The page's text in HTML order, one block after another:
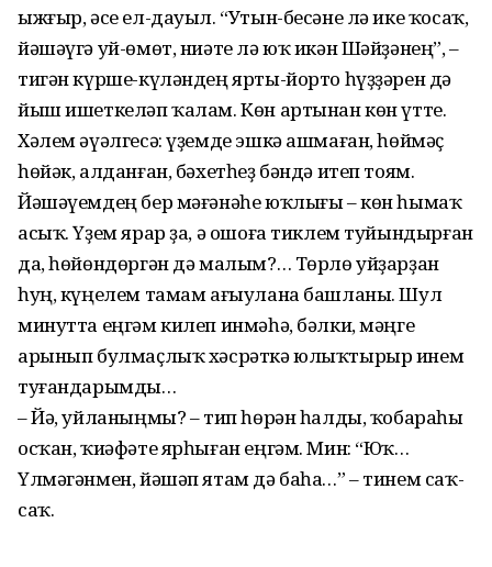
ыжғыр, әсе ел-дауыл. “Утын-бесәне лә ике ҡосаҡ,
йәшәүгә уй-өмөт, ниәте лә юҡ икән Шәйҙәнең”, –
тигән күрше-күләндең ярты-йорто һүҙҙәрен дә
йыш ишеткеләп ҡалам. Көн артынан көн үтте.
Хәлем әүәлгесә: үҙемде эшкә ашмаған, һөймәҫ
һөйәк, алданған, бәхетһеҙ бәндә итеп тоям.
Йәшәүемдең бер мәғәнәһе юҡлығы – көн һымаҡ
асыҡ. Үҙем ярар ҙа, ә ошоға тиклем туйындырған
да, һөйөндөргән дә малым?… Төрлө уйҙарҙан
һуң, күңелем тамам ағыулана башланы. Шул
минутта еңгәм килеп инмәһә, бәлки, мәңге
арынып булмаҫлыҡ хәсрәткә юлыҡтырыр инем
туғандарымды…
– Йә, уйланыңмы? – тип һөрән һалды, ҡобараһы
осҡан, ҡиәфәте ярһыған еңгәм. Мин: “Юҡ…
Үлмәгәнмен, йәшәп ятам дә баһа…” – тинем саҡ-
саҡ.